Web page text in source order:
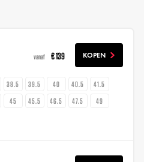
vanaf € 139 KOPEN
38.5 39.5 40 40.5
41.5
45 45.5 46.5 47.5
49